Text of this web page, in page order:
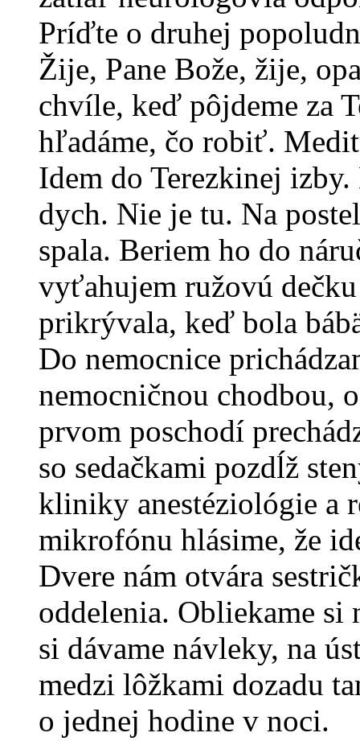
Príďte o druhej
Žije, Pane Bože, žije,
chvíle, keď pôjdeme za
hľadáme, čo robiť.
Idem do Terezkinej
dych. Nie je tu. Na
spala. Beriem ho do
vyťahujem ružovú
prikrývala, keď bola
Do nemocnice
nemocničnou chodbou,
prvom poschodí
so sedačkami pozdĺž
kliniky anestéziológie a
mikrofónu hlásime, že
Dvere nám otvára
oddelenia. Obliekame si
si dávame návleky, na
medzi lôžkami dozadu
o jednej hodine v noci.